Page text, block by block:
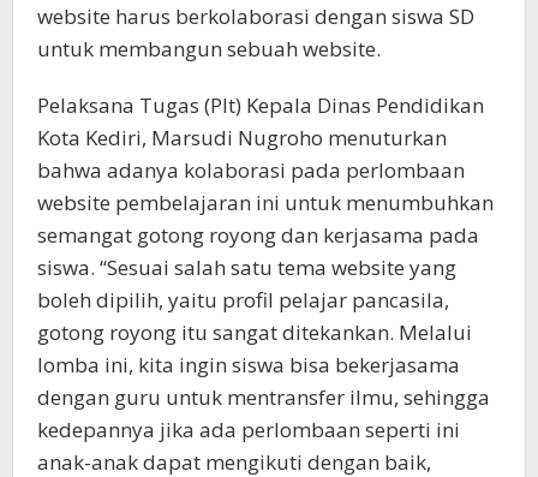
website harus berkolaborasi dengan siswa SD
untuk membangun sebuah website.
Pelaksana Tugas (Plt) Kepala Dinas Pendidikan
Kota Kediri, Marsudi Nugroho menuturkan
bahwa adanya kolaborasi pada perlombaan
website pembelajaran ini untuk menumbuhkan
semangat gotong royong dan kerjasama pada
siswa. “Sesuai salah satu tema website yang
boleh dipilih, yaitu profil pelajar pancasila,
gotong royong itu sangat ditekankan. Melalui
lomba ini, kita ingin siswa bisa bekerjasama
dengan guru untuk mentransfer ilmu, sehingga
kedepannya jika ada perlombaan seperti ini
anak-anak dapat mengikuti dengan baik,